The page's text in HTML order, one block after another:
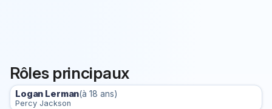
Rôles principaux
Logan Lerman(à 18 ans)
Percy Jackson